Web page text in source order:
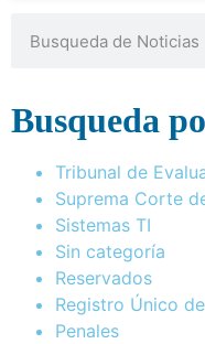
Busqueda
Tribunal de
Suprema Corte
Sistemas TI
Sin categoría
Reservados
Registro Único
Penales